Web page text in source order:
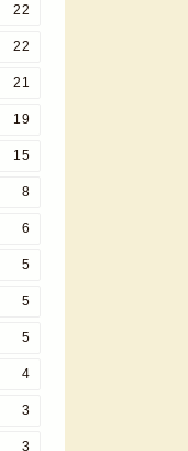
22
22
21
19
15
8
6
5
5
5
4
3
3